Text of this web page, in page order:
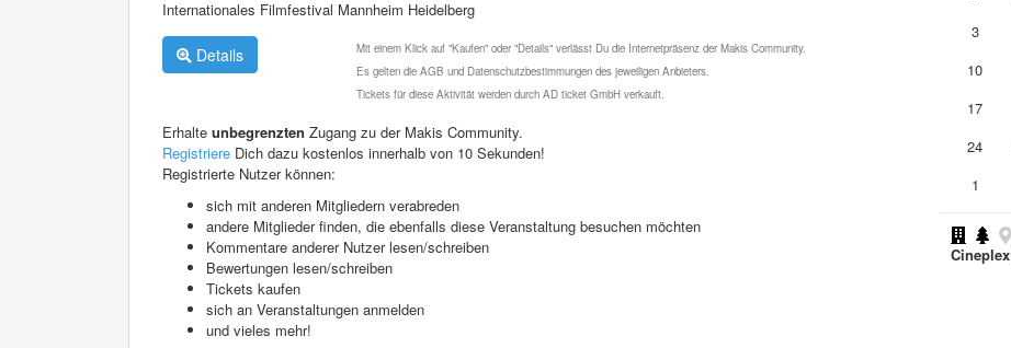
Internationales Filmfestival Mannheim Heidelberg
Details
Mit einem Klick auf "Kaufen" oder "Details" verlässt Du die Internetpräsenz der Makis Community.
Es gelten die AGB und Datenschutzbestimmungen des jeweiligen Anbieters.
Tickets für diese Aktivität werden durch AD ticket GmbH verkauft.
Erhalte unbegrenzten Zugang zu der Makis Community.
Registriere Dich dazu kostenlos innerhalb von 10 Sekunden!
Registrierte Nutzer können:
sich mit anderen Mitgliedern verabreden
andere Mitglieder finden, die ebenfalls diese Veranstaltung besuchen möchten
Kommentare anderer Nutzer lesen/schreiben
Bewertungen lesen/schreiben
Tickets kaufen
sich an Veranstaltungen anmelden
und vieles mehr!
3
10
17
24
1